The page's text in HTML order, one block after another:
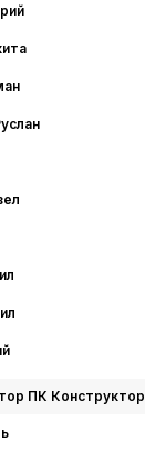
ПК Конструктор